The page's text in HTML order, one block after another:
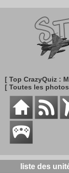
[ Top CrazyQuiz :
[ Toutes les
liste des